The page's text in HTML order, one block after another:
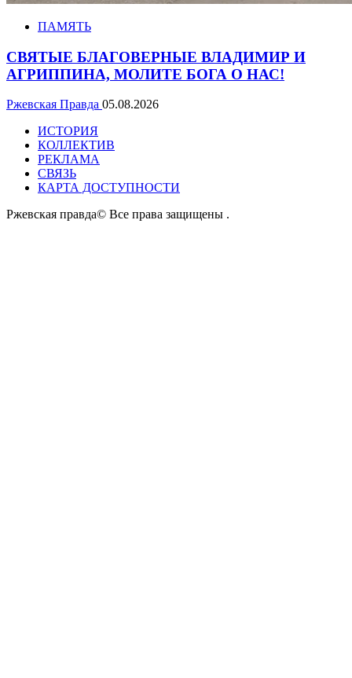
ПАМЯТЬ
СВЯТЫЕ БЛАГОВЕРНЫЕ ВЛАДИМИР И
АГРИППИНА, МОЛИТЕ БОГА О НАС!
Ржевская Правда 05.08.2026
ИСТОРИЯ
КОЛЛЕКТИВ
РЕКЛАМА
СВЯЗЬ
КАРТА ДОСТУПНОСТИ
Ржевская правда© Все права защищены .